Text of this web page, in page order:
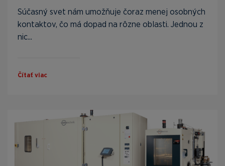
Súčasný svet nám umožňuje čoraz menej osobných
kontaktov, čo má dopad na rôzne oblasti. Jednou z
nic...
Čítať viac